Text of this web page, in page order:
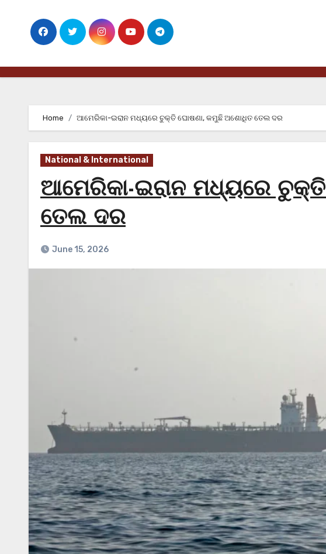
content
Home ଆମେରିକା-ଇରାନ ମଧ୍ୟରେ ଚୁକ୍ତି ଘୋଷଣା, କମୁଛି ଅଶୋଧିତ ତେଲ ଦର
National & International
ଆମେରିକା-ଇରାନ ମଧ୍ୟରେ
ତେଲ ଦର
June 15, 2026